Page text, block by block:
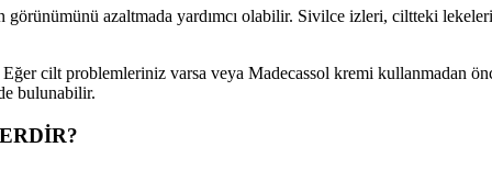
azaltmada yardımcı olabilir. Sivilce izleri, ciltteki
cilt problemleriniz varsa veya Madecassol kremi kullanmadan
bulunabilir.